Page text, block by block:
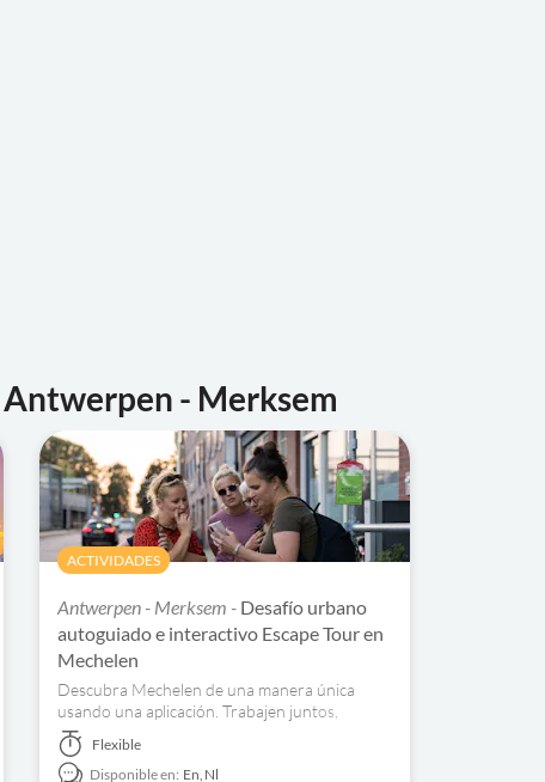
- Merksem
ACTIVIDADES
Antwerpen - Merksem - Desafío urbano
autoguiado e interactivo Escape Tour en
Mechelen
Descubra Mechelen de una manera única
usando una aplicación. Trabajen juntos,
encuentren pistas y completen el
rompecabezas.
Flexible
Disponible en: En,Nl